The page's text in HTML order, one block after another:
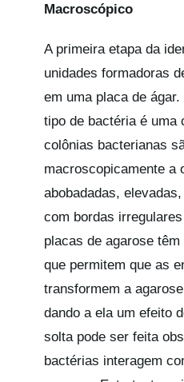
Macroscópico
A primeira etapa da
unidades formadoras
em uma placa de
tipo de bactéria é uma
colônias bacterianas
macroscopicamente a
abobadadas,
com bordas
placas de agarose
que permitem que as
transformem a
dando a ela um efeito
solta pode ser feita
bactérias interagem